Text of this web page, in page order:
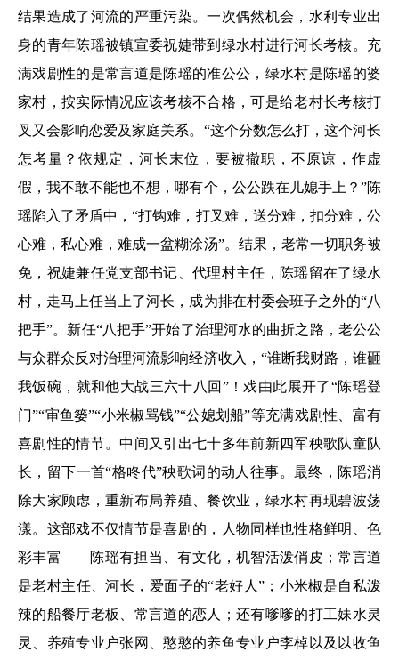
结果造成了河流的严重污染。一次偶然机会，水利专业出
身的青年陈瑶被镇宣委祝婕带到绿水村进行河长考核。充
满戏剧性的是常言道是陈瑶的准公公，绿水村是陈瑶的婆
家村，按实际情况应该考核不合格，可是给老村长考核打
叉又会影响恋爱及家庭关系。“这个分数怎么打，这个河长
怎考量？依规定，河长末位，要被撤职，不原谅，作虚
假，我不敢不能也不想，哪有个，公公跌在儿媳手上？”陈
瑶陷入了矛盾中，“打钩难，打叉难，送分难，扣分难，公
心难，私心难，难成一盆糊涂汤”。结果，老常一切职务被
免，祝婕兼任党支部书记、代理村主任，陈瑶留在了绿水
村，走马上任当上了河长，成为排在村委会班子之外的“八
把手”。新任“八把手”开始了治理河水的曲折之路，老公公
与众群众反对治理河流影响经济收入，“谁断我财路，谁砸
我饭碗，就和他大战三六十八回”！戏由此展开了“陈瑶登
门”“审鱼篓”“小米椒骂钱”“公媳划船”等充满戏剧性、富有
喜剧性的情节。中间又引出七十多年前新四军秧歌队童队
长，留下一首“格咚代”秧歌词的动人往事。最终，陈瑶消
除大家顾虑，重新布局养殖、餐饮业，绿水村再现碧波荡
漾。这部戏不仅情节是喜剧的，人物同样也性格鲜明、色
彩丰富——陈瑶有担当、有文化，机智活泼俏皮；常言道
是老村主任、河长，爱面子的“老好人”；小米椒是自私泼
辣的船餐厅老板、常言道的恋人；还有嗲嗲的打工妹水灵
灵、养殖专业户张网、憨憨的养鱼专业户李棹以及以收鱼